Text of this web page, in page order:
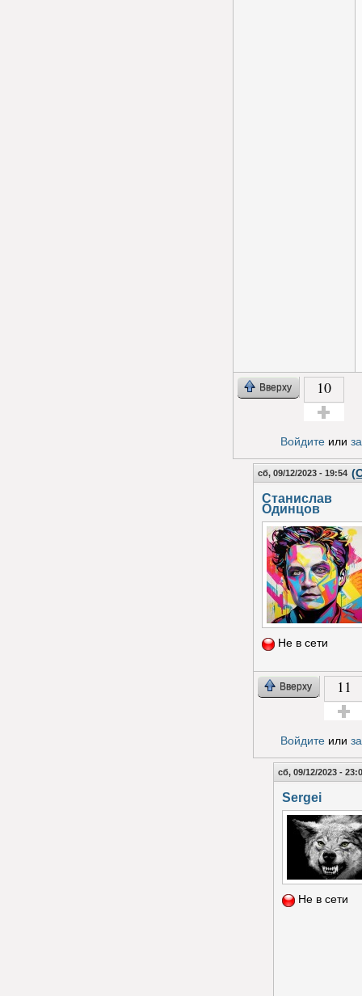
Вверху 10
Войдитеили
сб, 09/12/2023 - 19:54
Станислав
Одинцов
Не в сети
Вверху 11
Войдитеили
сб, 09/12/2023 -
Sergei
Не в сети